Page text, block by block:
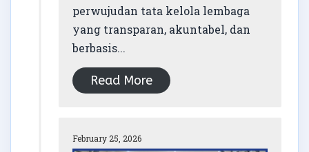
perwujudan tata kelola lembaga
yang transparan, akuntabel, dan
berbasis...
Read More
February 25, 2026